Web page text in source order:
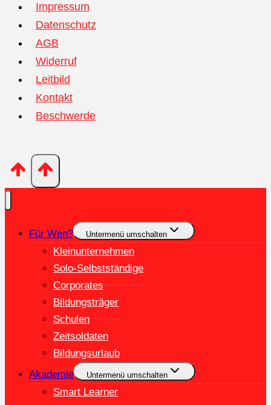
Impressum
Datenschutz
AGB
Widerruf
Leitbild
Kontakt
Beschwerde
Für Wen? Untermenü umschalten
Kleinunternehmen
Solo-Selbstständige
Corporates
Bildungsträger
Schulen
Zeitsoldaten
Bildungsurlaub
Akademie
Untermenü umschalten
Smart Learner